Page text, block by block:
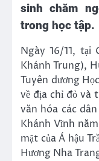
sinh chăm
trong học tập.
Ngày 16/11, tại
Khánh Trung),
Tuyên dương
về địa chỉ đỏ và
văn hóa các
Khánh Vĩnh
mặt của Á hậu
Hương Nha